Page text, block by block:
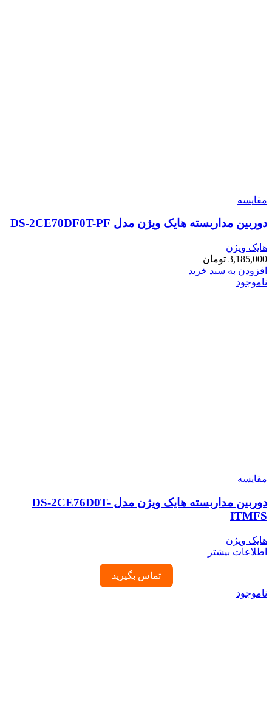
مقایسه
دوربین مداربسته هایک ویژن مدل DS-2CE70DF0T-PF
هایک ویژن
3,185,000 تومان
افزودن به سبد خرید
ناموجود
مقایسه
دوربین مداربسته هایک ویژن مدل DS-2CE76D0T-
ITMFS
هایک ویژن
اطلاعات بیشتر
تماس بگیرید
ناموجود